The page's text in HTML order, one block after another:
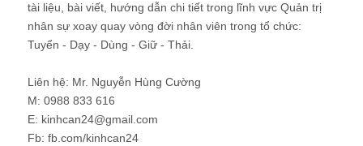
tài liệu, bài viết, hướng dẫn chi tiết trong lĩnh vực Quản trị
nhân sự xoay quay vòng đời nhân viên trong tổ chức:
Tuyển - Dạy - Dùng - Giữ - Thải.
Liên hệ: Mr. Nguyễn Hùng Cường
M: 0988 833 616
E: kinhcan24@gmail.com
Fb: fb.com/kinhcan24